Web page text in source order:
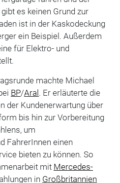
es keinen Grund zur
ist in der Kaskodeckung
ein Beispiel. Außerdem
für Elektro- und
machte Michael
BP/Aral. Er erläuterte die
der Kundenerwartung über
bis hin zur Vorbereitung
um
FahrerInnen einen
bieten zu können. So
mit Mercedes-
in Großbritannien